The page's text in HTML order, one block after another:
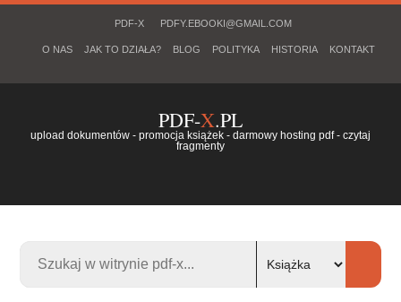
PDF-X PDFY.EBOOKI@GMAIL.COM
O NAS JAK TO DZIAŁA? BLOG POLITYKA HISTORIA KONTAKT
PDF-X.PL
upload dokumentów - promocja książek - darmowy hosting pdf - czytaj
fragmenty